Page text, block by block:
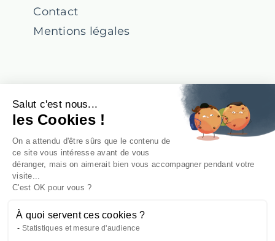
Contact
Mentions légales
Notre Linkedin
Notre Facebook
Salut c'est nous...
les Cookies !
On a attendu d'être sûrs que le contenu de
ce site vous intéresse avant de vous
déranger, mais on aimerait bien vous accompagner pendant votre
visite...
C'est OK pour vous ?
À quoi servent ces cookies ?
Statistiques et mesure d'audience